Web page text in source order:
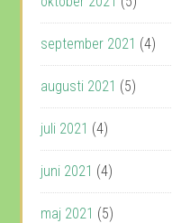
september 2021 (4)
augusti 2021 (5)
juli 2021 (4)
juni 2021 (4)
maj 2021 (5)